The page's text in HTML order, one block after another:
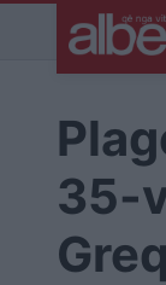
35-